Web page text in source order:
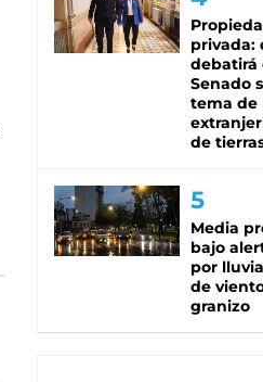
privada:
debatirá
Senado
tema de
de
Media
bajo
por
de
granizo